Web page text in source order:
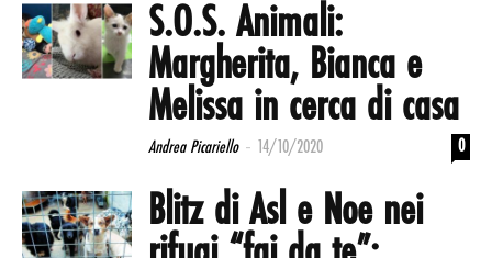
S.O.S. Animali:
Margherita, Bianca e
Melissa in cerca di casa
Andrea Picariello - 14/10/2020 0
Blitz di Asl e Noe nei